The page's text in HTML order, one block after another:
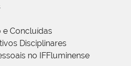
e Concluídas
Disciplinares
no IFFluminense